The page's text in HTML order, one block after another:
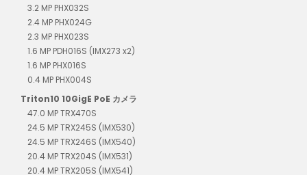
3.2 MP PHX032S
2.4 MP PHX024G
2.3 MP PHX023S
1.6 MP PDH016S (IMX273 x2)
1.6 MP PHX016S
0.4 MP PHX004S
Triton10 10GigE PoE カメラ
47.0 MP TRX470S
24.5 MP TRX245S (IMX530)
24.5 MP TRX246S (IMX540)
20.4 MP TRX204S (IMX531)
20.4 MP TRX205S (IMX541)